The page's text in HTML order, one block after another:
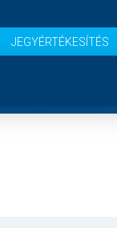
JEGYÉRTÉKESÍTÉS